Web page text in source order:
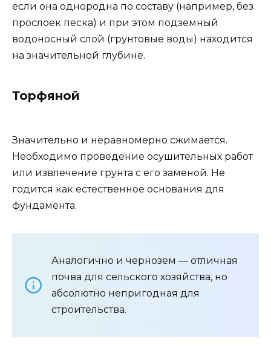
если она однородна по составу (например, без
прослоек песка) и при этом подземный
водоносный слой (грунтовые воды) находится
на значительной глубине.
Торфяной
Значительно и неравномерно сжимается.
Необходимо проведение осушительных работ
или извлечение грунта с его заменой. Не
годится как естественное основания для
фундамента.
Аналогично и чернозем — отличная
почва для сельского хозяйства, но
абсолютно непригодная для
строительства.